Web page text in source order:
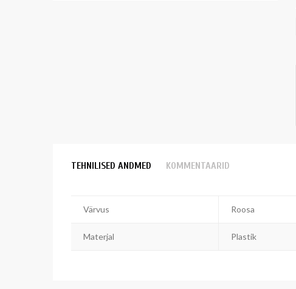
TEHNILISED ANDMED KOMMENTAARID
Värvus Roosa
Materjal Plastik